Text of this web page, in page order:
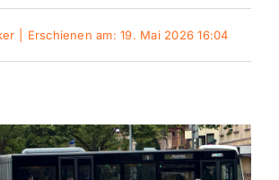
Erschienen am: 19. Mai 2026 16:04